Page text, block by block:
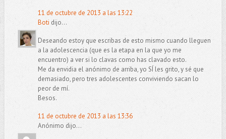
11 de octubre de 2013 a las 13:22
Boti dijo...
Deseando estoy que escribas de esto mismo cuando lleguen
a la adolescencia (que es la etapa en la que yo me
encuentro) a ver si lo clavas como has clavado esto.
Me da envidia el anónimo de arriba, yo SÍ les grito, y sé que
demasiado, pero tres adolescentes conviviendo sacan lo
peor de mí.
Besos.
11 de octubre de 2013 a las 13:36
Anónimo dijo...